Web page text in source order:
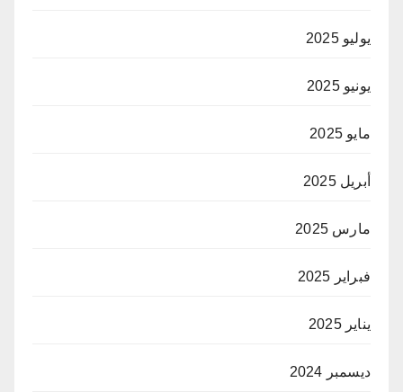
يوليو 2025
يونيو 2025
مايو 2025
أبريل 2025
مارس 2025
فبراير 2025
يناير 2025
ديسمبر 2024